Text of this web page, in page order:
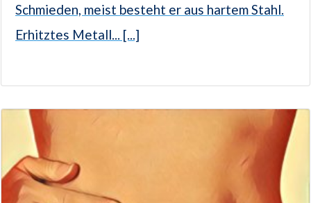
Schmieden, meist besteht er aus hartem Stahl.
Erhitztes Metall... [...]